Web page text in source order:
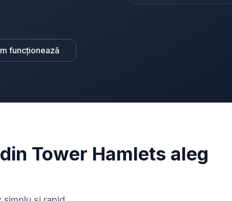
funcționează
Tower Hamlets aleg